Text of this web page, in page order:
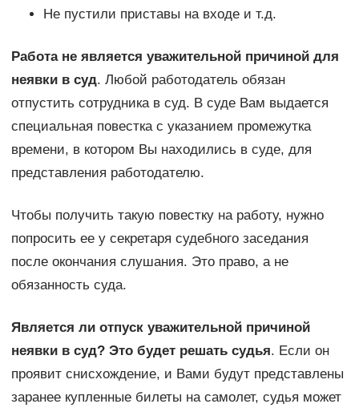
Не пустили приставы на входе и т.д.
Работа не является уважительной причиной для
неявки в суд. Любой работодатель обязан
отпустить сотрудника в суд. В суде Вам выдается
специальная повестка с указанием промежутка
времени, в котором Вы находились в суде, для
представления работодателю.
Чтобы получить такую повестку на работу, нужно
попросить ее у секретаря судебного заседания
после окончания слушания. Это право, а не
обязанность суда.
Является ли отпуск уважительной причиной
неявки в суд? Это будет решать судья. Если он
проявит снисхождение, и Вами будут представлены
заранее купленные билеты на самолет, судья может